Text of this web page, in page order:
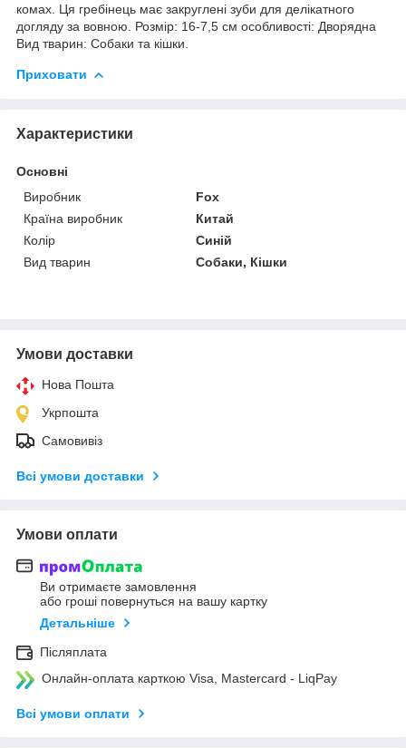
комах. Ця гребінець має закруглені зуби для делікатного
догляду за вовною. Розмір: 16-7,5 см особливості: Дворядна
Вид тварин: Собаки та кішки.
Приховати
Характеристики
Основні
Виробник
Fox
Країна виробник
Китай
Колір
Синій
Вид тварин
Собаки, Кішки
Умови доставки
Нова Пошта
Укрпошта
Самовивіз
Всі умови доставки
Умови оплати
Ви отримаєте замовлення
або гроші повернуться на вашу картку
Детальніше
Післяплата
Онлайн-оплата карткою Visa, Mastercard - LiqPay
Всі умови оплати